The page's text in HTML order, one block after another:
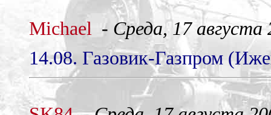
Michael - Среда, 17 августа
14.08. Газовик-Газпром